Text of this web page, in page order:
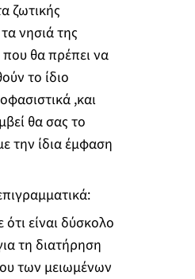
ζωτικής
νησιά της
θα πρέπει να
το ίδιο
,και
θα σας το
την ίδια έμφαση
είναι δύσκολο
τη διατήρηση
των μειωμένων